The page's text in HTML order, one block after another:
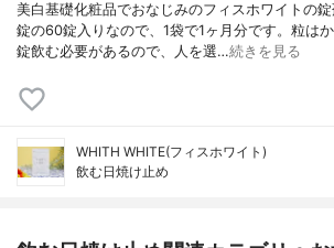
美白基礎化粧品でおなじみのフィスホワイトの
錠の60錠入りなので、1袋で1ヶ月分です。粒は
錠飲む必要があるので、人を選…続きを見る
WHITH WHITE(フィスホワイト)
飲む日焼け止め